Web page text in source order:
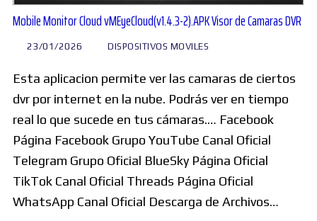
Mobile Monitor Cloud vMEyeCloud(v1.4.3-2).APK Visor de Camaras DVR
23/01/2026 DISPOSITIVOS MOVILES
Esta aplicacion permite ver las camaras de ciertos
dvr por internet en la nube. Podrás ver en tiempo
real lo que sucede en tus cámaras.… Facebook
Página Facebook Grupo YouTube Canal Oficial
Telegram Grupo Oficial BlueSky Página Oficial
TikTok Canal Oficial Threads Página Oficial
WhatsApp Canal Oficial Descarga de Archivos…